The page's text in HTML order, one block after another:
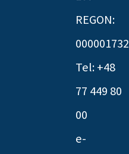
REGON:
000001732
Tel: +48
77 449 80
00
e-